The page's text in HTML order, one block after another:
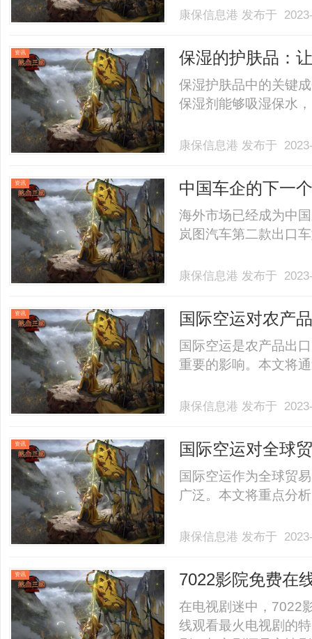
呢？咨询热线
这通常发生在疾病的
康保信息港 发布于
资讯 保湿的护肤品：
保湿护肤品中的关键
保湿剂能够吸湿保水
康保信息港 发布于
资讯 中国车企的下一
海外市场已经成为中
岚图汽车第二款出口
康保信息港 发布于
资讯 国际空运对农产
国际空运是农产品出
重要的影响。本文将
康保信息港 发布于
资讯 国际空运对全球
国际空运作为全球贸
广泛。本文将重点分
康保信息港 发布于
资讯 7022影院免费在
在电视剧迷中，7022
线观看最火电视剧的